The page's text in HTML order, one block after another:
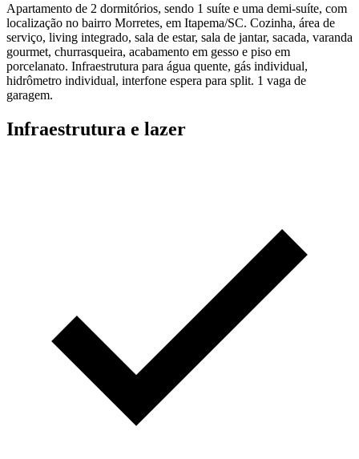
Apartamento de 2 dormitórios, sendo 1 suíte e uma demi-suíte, com
localização no bairro Morretes, em Itapema/SC. Cozinha, área de
serviço, living integrado, sala de estar, sala de jantar, sacada, varanda
gourmet, churrasqueira, acabamento em gesso e piso em
porcelanato. Infraestrutura para água quente, gás individual,
hidrômetro individual, interfone espera para split. 1 vaga de
garagem.
Infraestrutura e lazer